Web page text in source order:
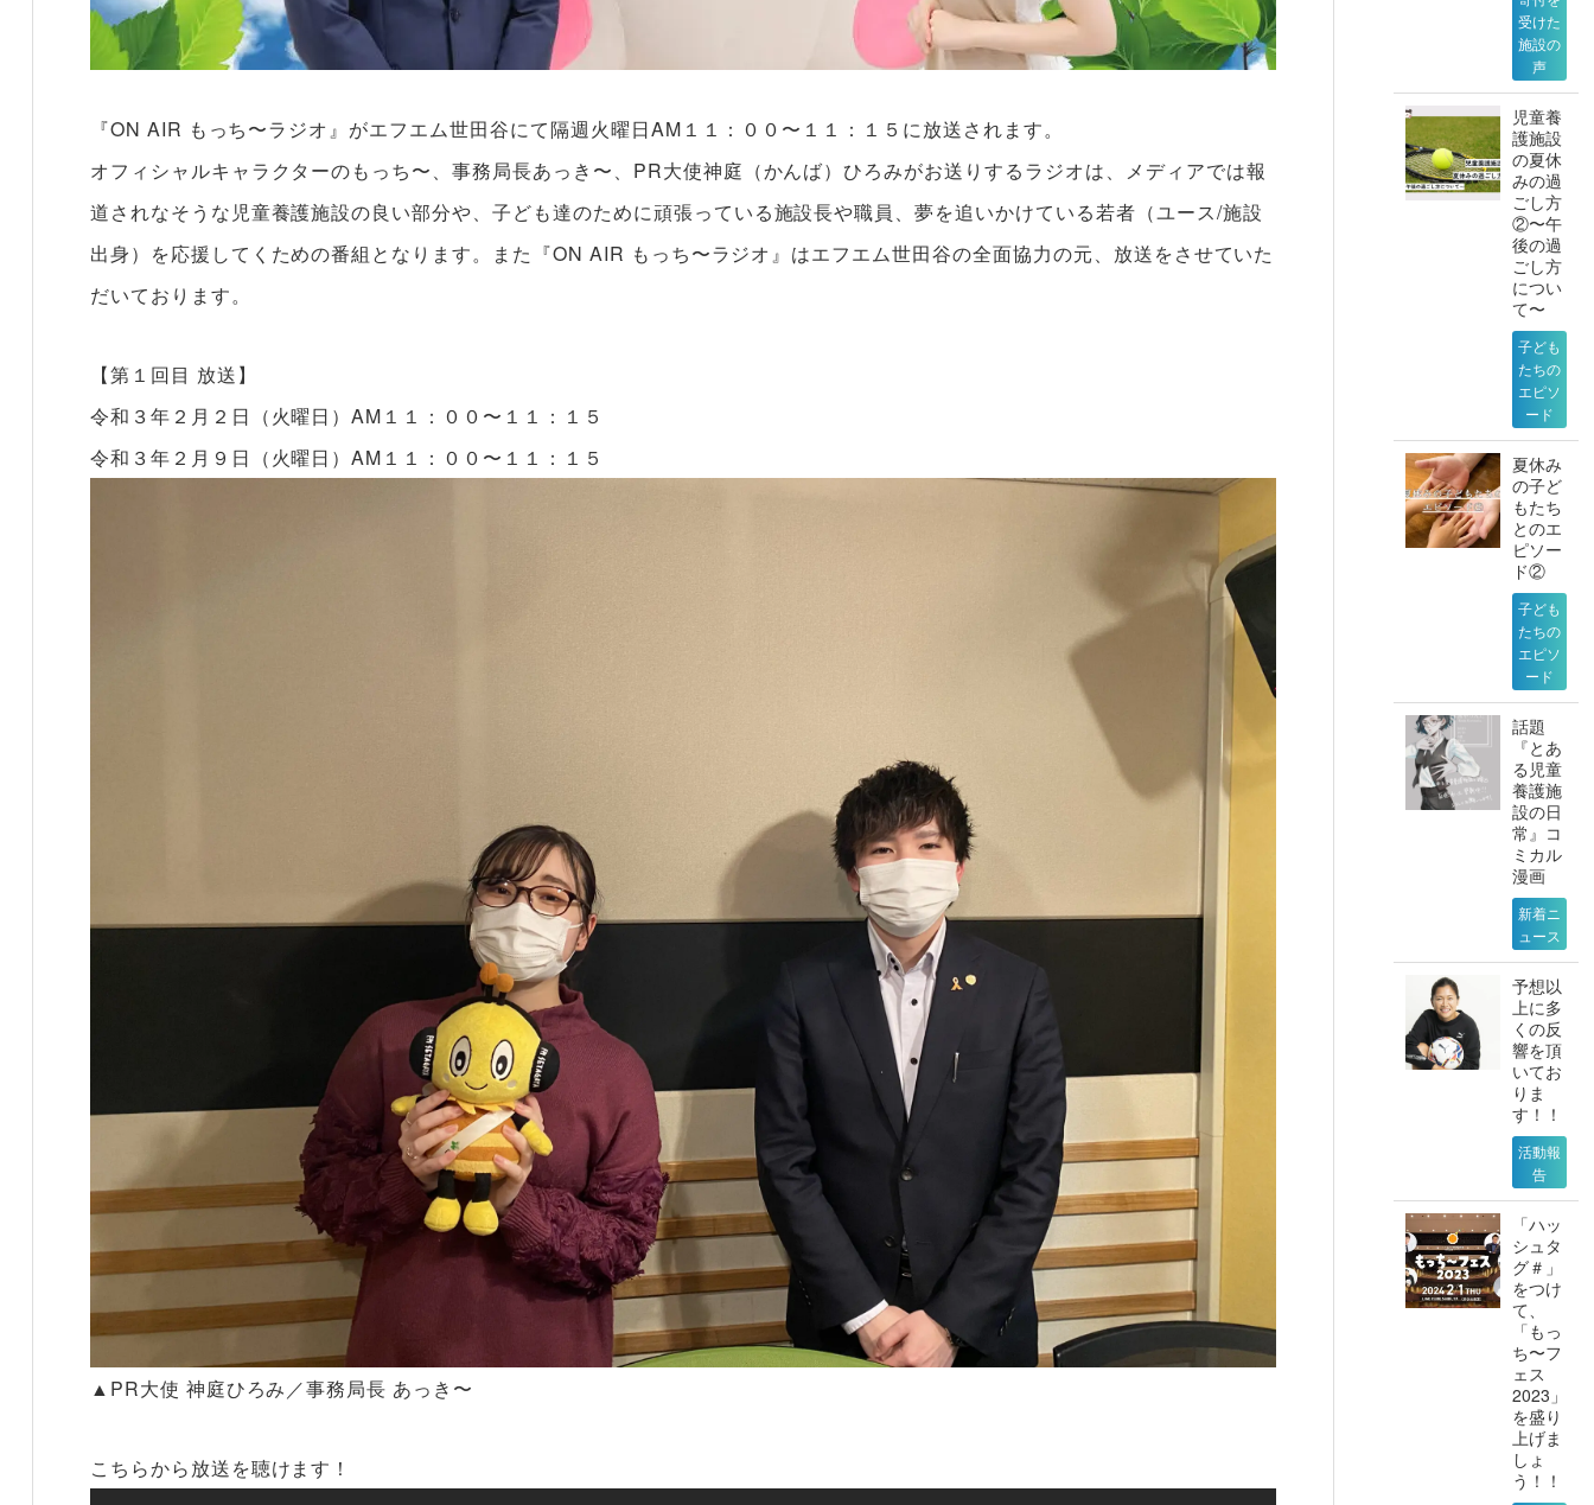
『ON AIR もっち〜ラジオ』がエフエム世田谷にて隔週火曜日AM１１：００〜１１：１５に放送されます。
オフィシャルキャラクターのもっち〜、事務局長あっき〜、PR大使神庭（かんば）ひろみがお送りするラジオは、メディアでは報
道されなそうな児童養護施設の良い部分や、子ども達のために頑張っている施設長や職員、夢を追いかけている若者（ユース/施設
出身）を応援してくための番組となります。また『ON AIR もっち〜ラジオ』はエフエム世田谷の全面協力の元、放送をさせていた
だいております。
【第１回目 放送】
令和３年２月２日（火曜日）AM１１：００〜１１：１５
令和３年２月９日（火曜日）AM１１：００〜１１：１５
▲PR大使 神庭ひろみ／事務局長 あっき〜
こちらから放送を聴けます！
受けた
施設の
声
児童養
護施設
の夏休
みの過
ごし方
②〜午
後の過
ごし方
につい
て〜
子ども
たちの
エピソ
ード
夏休み
の子ど
もたち
とのエ
ピソー
ド②
子ども
たちの
エピソ
ード
話題
『とあ
る児童
養護施
設の日
常』コ
ミカル
漫画
新着ニ
ュース
予想以
上に多
くの反
響を頂
いてお
りま
す！！
活動報
告
「ハッ
シュタ
グ＃」
をつけ
て、
「もっ
ち〜フ
ェス
2023」
を盛り
上げま
しょ
う！！